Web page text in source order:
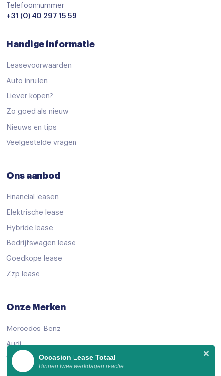
Telefoonnummer
+31 (0) 40 297 15 59
Handige informatie
Leasevoorwaarden
Auto inruilen
Liever kopen?
Zo goed als nieuw
Nieuws en tips
Veelgestelde vragen
Ons aanbod
Financial leasen
Elektrische lease
Hybride lease
Bedrijfswagen lease
Goedkope lease
Zzp lease
Onze Merken
Mercedes-Benz
Audi
VolkswagenOccasion Lease Totaal
Binnen twee werkdagen reactie